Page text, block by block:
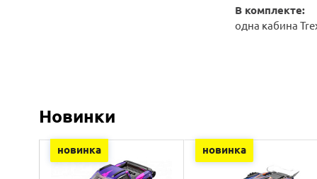
В комплекте:
одна кабина
Новинки
новинка новинка